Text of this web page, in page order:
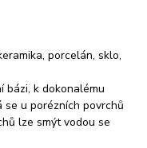
porcelán, sklo,
bázi, k dokonalému
u porézních povrchů
lze smýt vodou se